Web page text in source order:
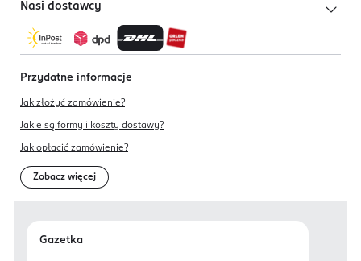
Nasi dostawcy
Przydatne informacje
Jak złożyć zamówienie?
Jakie są formy i koszty dostawy?
Jak opłacić zamówienie?
Zobacz więcej
Gazetka